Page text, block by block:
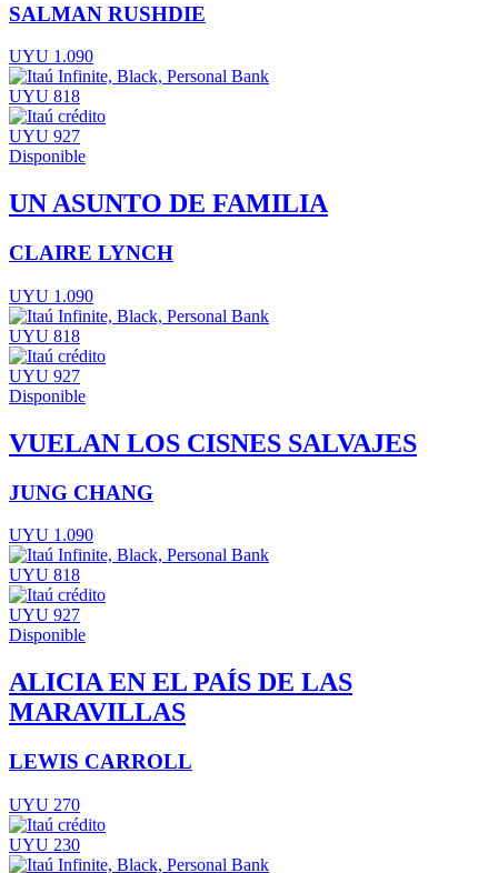
SALMAN RUSHDIE
UYU 1.090
UYU 818
UYU 927
Disponible
UN ASUNTO DE FAMILIA
CLAIRE LYNCH
UYU 1.090
UYU 818
UYU 927
Disponible
VUELAN LOS CISNES SALVAJES
JUNG CHANG
UYU 1.090
UYU 818
UYU 927
Disponible
ALICIA EN EL PAÍS DE LAS
MARAVILLAS
LEWIS CARROLL
UYU 270
UYU 230